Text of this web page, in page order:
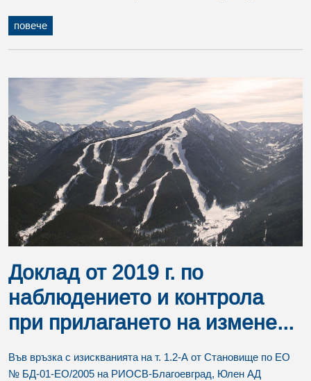
повече
Доклад от 2019 г. по
наблюдението и контрола
при прилагането на измене...
Във връзка с изискванията на т. 1.2-А от Становище по ЕО
№ БД-01-ЕО/2005 на РИОСВ-Благоевград, Юлен АД